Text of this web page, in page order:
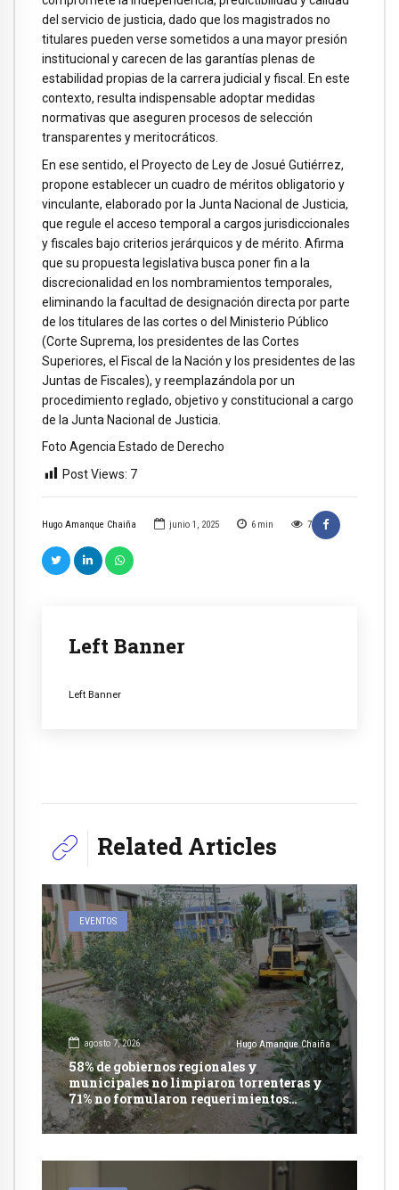
Hugo Amanque Chaiña junio 1, 2025 6 min 7
Left Banner
Left Banner
del servicio de justicia, dado que los magistrados no
titulares pueden verse sometidos a una mayor presión
institucional y carecen de las garantías plenas de
estabilidad propias de la carrera judicial y fiscal. En este
contexto, resulta indispensable adoptar medidas
normativas que aseguren procesos de selección
transparentes y meritocráticos.
En ese sentido, el Proyecto de Ley de Josué Gutiérrez,
propone establecer un cuadro de méritos obligatorio y
vinculante, elaborado por la Junta Nacional de Justicia,
que regule el acceso temporal a cargos jurisdiccionales
y fiscales bajo criterios jerárquicos y de mérito. Afirma
que su propuesta legislativa busca poner fin a la
discrecionalidad en los nombramientos temporales,
eliminando la facultad de designación directa por parte
de los titulares de las cortes o del Ministerio Público
(Corte Suprema, los presidentes de las Cortes
Superiores, el Fiscal de la Nación y los presidentes de las
Juntas de Fiscales), y reemplazándola por un
procedimiento reglado, objetivo y constitucional a cargo
de la Junta Nacional de Justicia.
Foto Agencia Estado de Derecho
Post Views: 7
Related Articles
EVENTOS
agosto 7, 2026 Hugo Amanque Chaiña
58% de gobiernos regionales y
municipales no limpiaron torrenteras y
71% no formularon requerimientos
presupuestales afirma informe de
Contraloría